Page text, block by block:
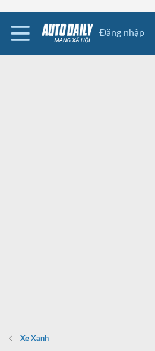
Đăng nhập
Xe Xanh